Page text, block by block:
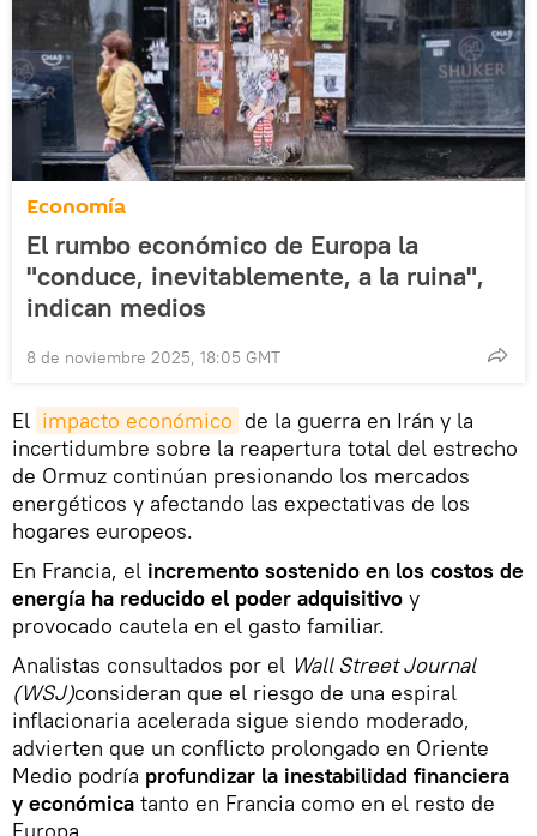
Economía
El rumbo económico de Europa la
"conduce, inevitablemente, a la ruina",
indican medios
8 de noviembre 2025, 18:05 GMT
El impacto económico de la guerra en Irán y la
incertidumbre sobre la reapertura total del estrecho
de Ormuz continúan presionando los mercados
energéticos y afectando las expectativas de los
hogares europeos.
En Francia, el incremento sostenido en los costos de
energía ha reducido el poder adquisitivo y
provocado cautela en el gasto familiar.
Analistas consultados por el Wall Street Journal
(WSJ)consideran que el riesgo de una espiral
inflacionaria acelerada sigue siendo moderado,
advierten que un conflicto prolongado en Oriente
Medio podría profundizar la inestabilidad financiera
y económica tanto en Francia como en el resto de
Europa.